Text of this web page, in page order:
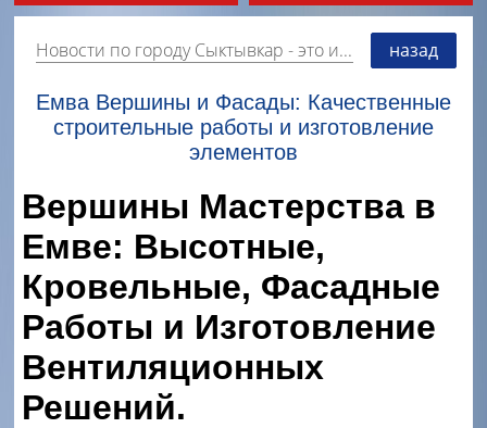
Новости по городу Сыктывкар - это информация о событиях, мероприятиях и торгово-коммерческой деятельности города. Страницу наполняют платные и бесплатные объявления, имеющие функцию "поднятия вверх списка". назад
Емва Вершины и Фасады: Качественные
строительные работы и изготовление
элементов
Вершины Мастерства в
Емве: Высотные,
Кровельные, Фасадные
Работы и Изготовление
Вентиляционных
Решений.